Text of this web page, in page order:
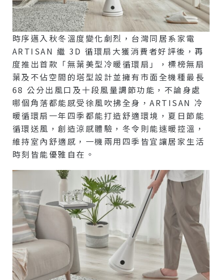
時序邁入秋冬溫度變化劇烈，台灣同居系家電
ARTISAN 繼 3D 循環扇大獲消費者好評後，再
度推出首款「無葉美型冷暖循環扇」，標榜無扇
葉及不佔空間的塔型設計並擁有市面全機種最長
68 公分出風口及十段風量調節功能，不論身處
哪個角落都能感受徐風吹拂全身，ARTISAN 冷
暖循環扇一年四季都能打造舒適環境，夏日節能
循環送風，創造涼感體驗，冬令則能速暖控溫，
維持室內舒適感，一機兩用四季皆宜讓居家生活
時刻皆能優雅自在。